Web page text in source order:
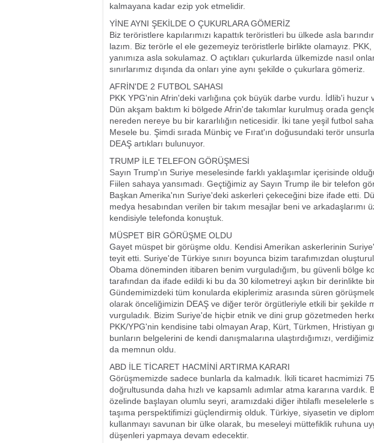
kalmayana kadar ezip yok etmelidir.
YİNE AYNI ŞEKİLDE O ÇUKURLARA GÖMERİZ
Biz teröristlere kapılarımızı kapattık teröristleri bu ülkede asla
lazım. Biz terörle el ele gezemeyiz teröristlerle birlikte olamayız.
yanımıza asla sokulamaz. O açtıkları çukurlarda ülkemizde nasıl
sınırlarımız dışında da onları yine aynı şekilde o çukurlara gömeriz.
AFRİN'DE 2 FUTBOL SAHASI
PKK YPG'nin Afrin'deki varlığına çok büyük darbe vurdu. İdlib'i
Dün akşam baktım ki bölgede Afrin'de takımlar kurulmuş orada
nereden nereye bu bir kararlılığın neticesidir. İki tane yeşil futbol
Mesele bu. Şimdi sırada Münbiç ve Fırat'ın doğusundaki terör
DEAŞ artıkları bulunuyor.
TRUMP İLE TELEFON GÖRÜŞMESİ
Sayın Trump'ın Suriye meselesinde farklı yaklaşımlar içerisinde
Fiilen sahaya yansımadı. Geçtiğimiz ay Sayın Trump ile bir telefon
Başkan Amerika'nın Suriye'deki askerleri çekeceğini bize ifade etti.
medya hesabından verilen bir takım mesajlar beni ve arkadaşlarımı
kendisiyle telefonda konuştuk.
MÜSPET BİR GÖRÜŞME OLDU
Gayet müspet bir görüşme oldu. Kendisi Amerikan askerlerinin
teyit etti. Suriye'de Türkiye sınırı boyunca bizim tarafımızdan
Obama döneminden itibaren benim vurguladığım, bu güvenli bölge
tarafından da ifade edildi ki bu da 30 kilometreyi aşkın bir derinlikte
Gündemimizdeki tüm konularda ekiplerimiz arasında süren
olarak önceliğimizin DEAŞ ve diğer terör örgütleriyle etkili bir şekilde
vurguladık. Bizim Suriye'de hiçbir etnik ve dini grup gözetmeden
PKK/YPG'nin kendisine tabi olmayan Arap, Kürt, Türkmen, Hristiyan
bunların belgelerini de kendi danışmalarına ulaştırdığımızı,
da memnun oldu.
ABD İLE TİCARET HACMİNİ ARTIRMA KARARI
Görüşmemizde sadece bunlarla da kalmadık. İkili ticaret hacmimizi
doğrultusunda daha hızlı ve kapsamlı adımlar atma kararına vardık.
özelinde başlayan olumlu seyri, aramızdaki diğer ihtilaflı meselelerle
taşıma perspektifimizi güçlendirmiş olduk. Türkiye, siyasetin ve
kullanmayı savunan bir ülke olarak, bu meseleyi müttefiklik ruhuna
düşenleri yapmaya devam edecektir.